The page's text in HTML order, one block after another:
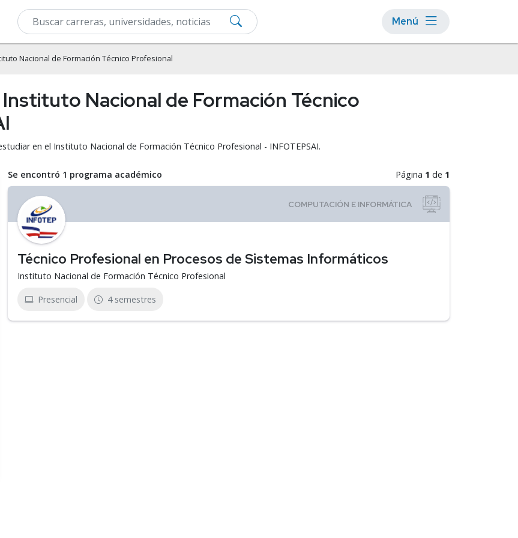
Menú
Nacional de Formación Técnico Profesional
Nacional de Formación Técnico
en el Instituto Nacional de Formación Técnico Profesional - INFOTEPSAI.
Se encontró 1 programa académico Página 1 de 1
Técnico Profesional en Procesos de Sistemas Informáticos
Instituto Nacional de Formación Técnico Profesional
Presencial 4 semestres